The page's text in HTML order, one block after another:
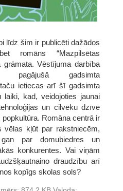
līdz šim ir publicēti dažādos
romāns “Mazpilsētas
grāmata. Vēstījuma darbība
pagājušā gadsimta
ietiecas arī šī gadsimta
kad, veidojoties jaunai
un cilvēku dzīvē
Romāna centrā ir
vēlas kļūt par rakstniecēm,
par domubiedres un
konkurentes. Vai viņām
draudzību arī
kopīgs skolas sols?